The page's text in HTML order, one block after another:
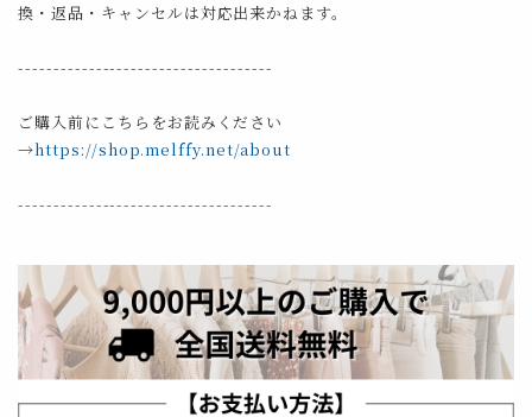
換・返品・キャンセルは対応出来かねます。
------------------------------------
ご購入前にこちらをお読みください
→https://shop.melffy.net/about
------------------------------------